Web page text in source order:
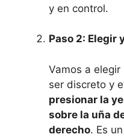
y en control.
Paso 2: Elegir
Vamos a
ser discreto y
presionar la
sobre la uña
derecho. Es